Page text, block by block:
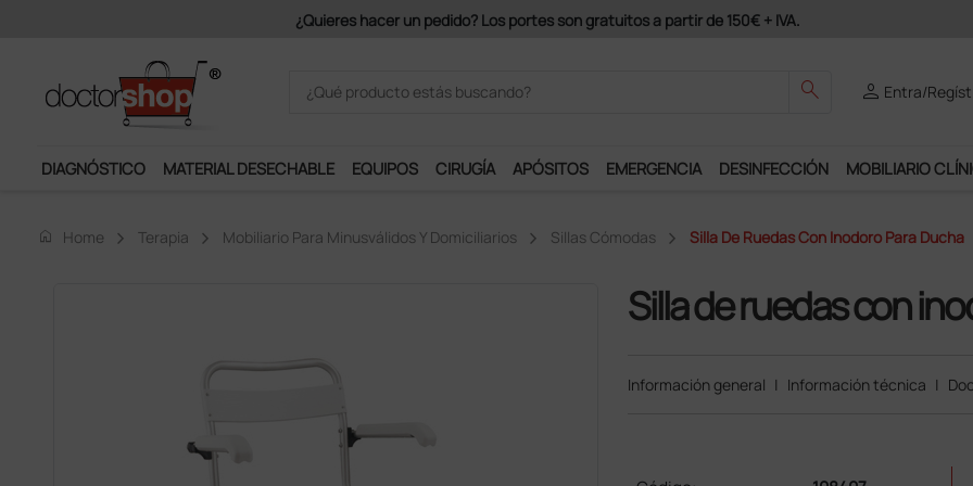
Únete al programa Ds Plus y podrás disfrutar de muchos servicios exclusivos.
search person Entra/
DIAGNÓSTICO MATERIAL DESECHABLE EQUIPOS CIRUGÍA APÓSITOS EMERGENCIA DESINFECCIÓN MOBILIARIO
home Home Terapia Mobiliario Para Minusválidos Y Domiciliarios Sillas Cómodas Silla De Ruedas Con Inodoro Para Ducha
Silla de ruedas con
Información general | Información técnica |